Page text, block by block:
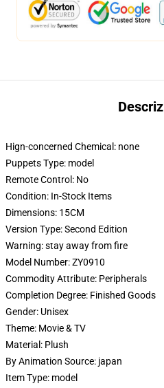
Hign-concerned Chemical: none
Puppets Type: model
Remote Control: No
Condition: In-Stock Items
Dimensions: 15CM
Version Type:Second Edition
Warning:stay away from fire
Model Number:ZY0910
Commodity Attribute: Peripherals
Completion Degree: Finished Goods
Gender: Unisex
Theme: Movie & TV
Material: Plush
By Animation Source: japan
Item Type: model